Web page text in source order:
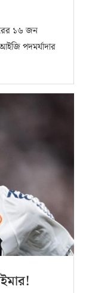
১৬ জন
পদমর্যাদার